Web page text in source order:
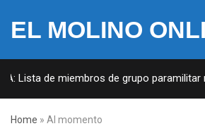
EL MOLINO
Lista de miembros de grupo paramilitar
Home » Al momento